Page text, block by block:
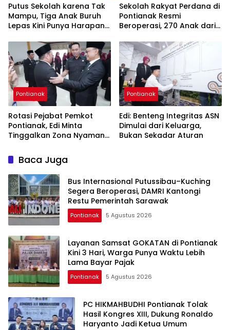
Putus Sekolah karena Tak
Mampu, Tiga Anak Buruh
Lepas Kini Punya Harapan
Sekolah Rakyat Perdana di
Pontianak Resmi
Beroperasi, 270 Anak dari
Menimba Ilmu
Pontianak
Rotasi Pejabat Pemkot
Pontianak, Edi Minta
Tinggalkan Zona Nyaman
Publik
Pontianak
Edi: Benteng Integritas ASN
Dimulai dari Keluarga,
Bukan Sekadar Aturan
Baca Juga
Bus Internasional Putussibau–Kuching
Segera Beroperasi, DAMRI Kantongi
Restu Pemerintah Sarawak
Pontianak 5 Agustus 2026
Layanan Samsat GOKATAN di Pontianak
Kini 3 Hari, Warga Punya Waktu Lebih
Lama Bayar Pajak
Pontianak 5 Agustus 2026
PC HIKMAHBUDHI Pontianak Tolak
Hasil Kongres XIII, Dukung Ronaldo
Haryanto Jadi Ketua Umum